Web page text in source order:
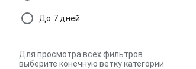
До 7 дней
Для просмотра всех фильтров
выберите конечную ветку категории